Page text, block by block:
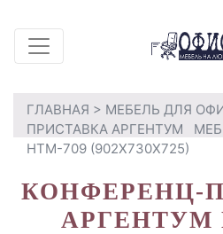
ГЛАВНАЯ > МЕБЕЛЬ ДЛЯ
ПРИСТАВКА АРГЕНТУМ
НТМ-709 (902Х730Х725)
КОНФЕРЕНЦ-
АРГЕНТУМ